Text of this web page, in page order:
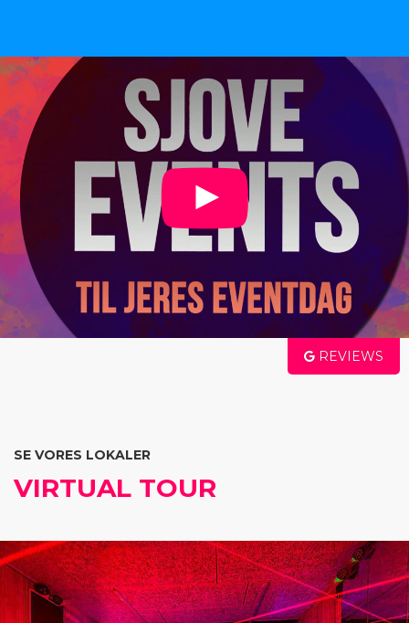
REVIEWS
SE VORES LOKALER
VIRTUAL TOUR